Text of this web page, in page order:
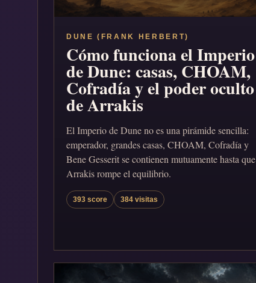
DUNE (FRANK HERBERT)
Cómo funciona el Imperio
de Dune: casas, CHOAM,
Cofradía y el poder oculto
de Arrakis
El Imperio de Dune no es una pirámide sencilla:
emperador, grandes casas, CHOAM, Cofradía y
Bene Gesserit se contienen mutuamente hasta que
Arrakis rompe el equilibrio.
393 score 384 visitas